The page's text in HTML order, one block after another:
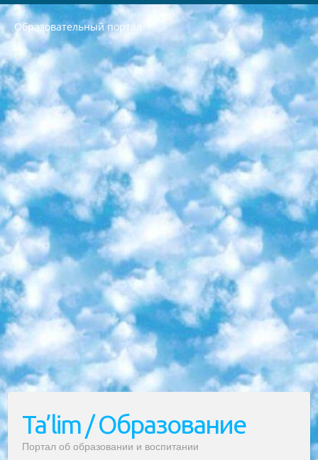
Образовательный портал
РЕСПУБЛИКА УЗБЕКИСТАН МИНИСТРЕРСТВО ДОШКОЛЬНОГО И ШКОЛЬНОГО ОБРАЗОВАНИЯ КОМАНДА в общеобразовательных учреждениях в 2023-2024 учебном году организация и проведение итоговой государственной аттестации обучающихся о Министра дошкольного и школьного образования Республики Узбекистан от 4 марта 2008 года (постановлением Минюста от 20 марта 2008 года № 1778 государственной регистрации) «Итоговое состояние учащихся общего среднего образования на основании положения об утверждении положения об аттестации общего среднего образования выпускной экзамен студентов в образовательных учреждениях в 2023-2024 учебном году В целях организации и прохождения аттестации приказываю: 1. Следующее: перечень предметов, по которым будет проводиться итоговая государственная аттестация и экзамен формы перевода согласно приложению 1; сертификаты международного образца, оценивающие уровень владения иностранными языками перечень согласно приложению 2; 2. Педагогический при специализированных образовательных учреждениях. научно-практический центр квалификации и международной оценки (Д.Давидова) 2024 г. До 25 марта: задания по предметам, по которым будет проводиться итоговая аттестация разработка и утверждение технических условий; итоговая аттестация на основании разработанного предметного задания разработка вопросов по предметам (устно и письменно), экзамен передача; общеобразовательные средние школы и специальные учебные заведения учащиеся выпускных классов школ и интернатов в агентской системе подготовка базы данных экзаменационных материалов и критериев оценки; перевод базы экзаменационных материалов на все языки обучения подать в Республиканский образовательный центр для изготовления; варианты экзаменов на основе разработанных контрольных материалов пусть будут поставлены задачи формирования. 3. Республиканский образовательный центр (Ш.Худайкулов) до 5 апреля 2024 года. до: база данных предоставленных экзаменационных материалов на все языки обучения перевод и экспертиза; для слепых, слабовидящих, глухих, слабослышащих и умственно отсталых детей учащиеся выпускных классов специализированных школ и школ-интернатов база данных экзаменационных материалов на всех преподаваемых языках подготовка критериев оценки; специализированные школы для умственно отсталых детей и технологии для учащихся выпускных классов школ-интернатов разработка соответствующих рекомендаций и критериев проведения ЕГЭ по естествознанию давать задания. 4. Педагогический при специализированных образовательных учреждениях. Научно-практический центр навыков и международной оценки (Д.Давидова), Республика образовательный центр (Худайкулов Ш.) итоговый государственный аттестационный экзамен ориентирован на творческое и логическое мышление при подготовке базы материалов учитывать введение заданий. 5. Следует отметить, что: сертификат государственного образца о знании общеобразовательного предмета и как минимум национальный уровень B1 по предметам на иностранных языках, указанным в Приложении 2. или международно признанный сертификат эквивалентного уровня студенты, изучающие определенный предмет, освобождаются от экзамена; по соответствующим предметам запланирована итоговая государственная аттестация за день до дня, путем жеребьевки Рабочей группой (в письменной форме по предметам, проводимым в форме) из числа сформированных вариантов выбрано 2 варианта; 2 выбранных варианта экзамена анонсированы на официальном сайте министерства и все выпускники по всей стране на основе этих вариантов проводит итоговую государственную аттестацию. 6. Государственное образование учащихся средних общеобразовательных учреждений. знания в соответствии с квалификационными требованиями, которые необходимо приобрести на основании стандартов итоговый (выпускной) контроль для 9 и 11 классов в целях тестирования Экзамены (далее – экзамены) состоят из предметов, перечисленных в приложении 1. будет сделано. 7. Экзамены пройдут с 26 мая по 15 июня 2024 г. (кроме науки физического воспитания). 8. Физическая для учащихся 9 классов общесредних образовательных учреждений. Экзамены по предмету «Образование, квалификация медицина» 1-6 мая 2024 года. сотрудники перевести под присмотр (с отклонениями в физическом или умственном развитии) специализированная школа для детей, школы-интернаты и со сколиозом школы-интернаты санаторного типа для больных детей исключены). 9. Он был слепым, слабовидящим и имел нарушения опорно-двигательного аппарата. экзамены в специализированных школах и интернатах для детей должны проводиться исходя из требований, предъявляемых к общеобразовательным учреждениям (физкультура кроме науки). 10. Специализированная школа для глухих и слабослышащих детей. и экзамены в интернатах и быть реализован в виде письменного теста по математике. 11. Специальность для умственно отсталых детей. Для 9 класса Родной язык и литературное письмо Государственный язык (язык обучения – узбекский). для неклассов) написано Математическое письмо Письменная/устная история Узбекистана Физическое воспитание практично Итоговый контроль Для 11 класса Написание родного языка и литературы (эссе) Математическое письмо Узбекский язык (обучение на узбекском языке) не посещающее общее среднее образование для учреждений)/Образовательное учреждение выбор письменный и устный Иностранный язык письменный/устный Письменная/устная история Узбекистана *По выбору студента:  Химия  Физика  Основы государственного права  География 10 бесплатных образовательных ресурсов - Мы составили подборку онлайн-проектов с интерактивными упражнениями, видеолекциями и статьями. Они помогут вам обрести новые и освежить старые знания бесплатно. 1. «ИНТУИТ» Старейшая образовательная площадка Рунета. Здесь вы найдёте сотни текстовых и видеокурсов на десятки различных тем — от программирования до психологии. Многие курсы подготовлены российскими университетами и крупными международными компаниями вроде Intel и Microsoft. Самостоятельное обучение бесплатное, но желающие могут оплатить услуги персональных наставников. 2. «Смартия» знакомит с актуальными профессиями и подсказывает, как им обучаться. Выбрав заинтересовавшую вас специальность — SMM-специалист, фотограф, веб-дизайнер или другую, — увидите список необходимых для неё умений. Чтобы вы могли освоить их самостоятельно, для каждого умения площадка отображает подборку ссылок на учебные материалы. Хотя «Смартия» ориентируется на русскоязычную аудиторию, часть контента всё же доступна только на английском. 3. «Лекторий Физтеха» Проект Московского физико-технического института (Физтеха). С его помощью вы можете смотреть онлайн серии лекций, записанные на видео в этом вузе. В числе доступных предметов — физика, биология, химия, информационные технологии и другие. К некоторым лекциям администрация ресурса прилагает готовые конспекты, которые можно скачивать в PDF-формате. 4. ITMOcourses Онлайн-площадка Санкт-Петербургского национального исследовательского университета информационных технологий, механики и оптики (ИТМО). Ресурс предоставляет свободный доступ к курсам, разработанным в этом вузе. Каталог материалов разбит на четыре категории: «Оптические системы и технологии», «Приборостроение и робототехника», «Информационные технологии» и «Биотехнологии». Курсы состоят из видеолекций, интерактивных демонстраций и заданий. 5. «КиберЛенинка» Электронная научная библиотека открытого доступа. Каталог площадки регулярно обрастает текстами статей из различных научных изданий. Сгруппированные по журналам и рубрикам публикации можно читать онлайн или скачивать целиком в PDF-формате. Проект нацелен на популяризацию науки за счёт открытого доступа к качественной информации. 6. «ПостНаука» На этом ресурсе публикуют подборки видеолекций, составленные экспертами из разных отраслей и объединённые общими темами. Среди них, к примеру, есть серии «Биоинформатика и геномика», «Культура средневековой Скандинавии» и Cinema Studies о теории кино. Каждая подборка лекций — логически связанная история, рассказанная экспертом от первого лица. Кроме того, на сайте появляются научно-образовательные статьи и тесты на разные темы. 7. «Newочём» Команда проекта «Newочём» отбирает самые интересные тексты из англоязычных СМИ и переводит те из них, за которые голосуют участники сообщества «ВКонтакте». По большей части это научно-популярные статьи. Редакторы придумывают лишь заголовки, в остальном содержание переводов соответствует оригиналам. Полные тексты можно читать прямо в социальной сети. 8. InternetUrok Онлайн-база материалов по основным дисциплинам школьной программы. Информация на сайте структурирована по классам, предметам и темам (урокам). Каждый урок состоит из видеолекций и конспектов. Есть также интерактивные тренажёры и тесты для закрепления пройденного материала. Даже если вы давно окончили школу, возможность повторить программу старших классов всегда может пригодиться. 9. Edutainme Ещё один ресурс об образовании. В отличие от Newtonew, как мне кажется, Edutainme больше ориентируется на представителей индустрии: педагогов, предпринимателей, разработчиков образовательных проектов. Но и любой, кто просто стремится к саморазвитию, найдёт на сайте много полезного и интересного для себя. Например, информацию о новых курсах и образовательных сервисах. 10. Newtonew Онлайн-медиа об образовании и обучении в широком смысле. Авторы Newtonew пишут об инструментах, заведениях, тактиках и стратегиях, которые помогают учить других и получать новые знания самостоятельно. На этой площадке вы найдёте новости, обзоры, аналитические мат
Ta’lim / Образование
Портал об образовании и воспитании